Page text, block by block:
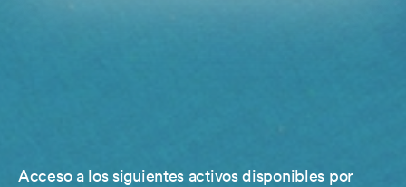
Acceso a los siguientes activos disponibles por